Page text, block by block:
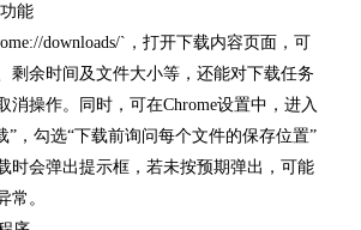
能
downloads/`，打开下载内容页面，可
剩余时间及文件大小等，还能对下载任务
消操作。同时，可在Chrome设置中，进入
”，勾选“下载前询问每个文件的保存位置”
时会弹出提示框，若未按预期弹出，可能
常。